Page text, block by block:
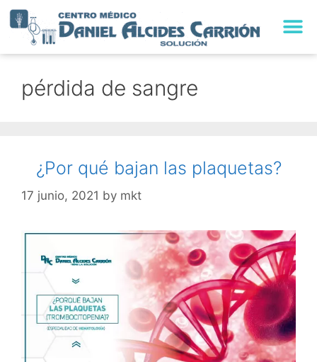
pérdida de sangre
¿Por qué bajan las plaquetas?
17 junio, 2021 by mkt